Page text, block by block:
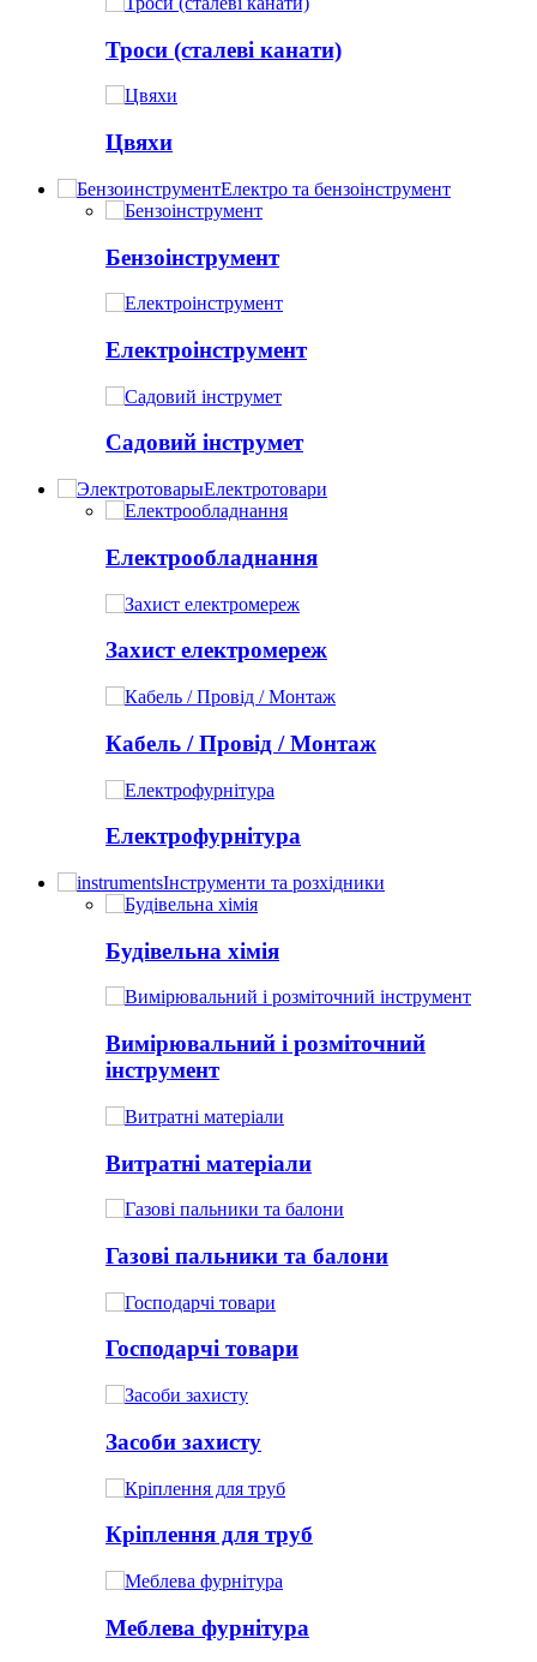
Троси (сталеві канати)
Цвяхи
Електро та бензоінструмент
Бензоінструмент
Електроінструмент
Садовий інструмет
Електротовари
Електрообладнання
Захист електромереж
Кабель / Провід / Монтаж
Електрофурнітура
Інструменти та розхідники
Будівельна хімія
Вимірювальний і розміточний
інструмент
Витратні матеріали
Газові пальники та балони
Господарчі товари
Засоби захисту
Кріплення для труб
Меблева фурнітура